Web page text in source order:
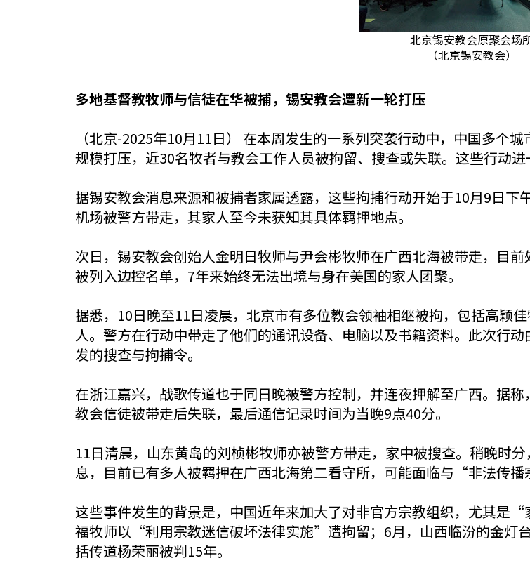
北京锡安教会原聚会场
（北京锡安教会）
多地基督教牧师与信徒在华被捕，锡安教会遭新一轮打压
（北京-2025年10月11日） 在本周发生的一系列突袭行动中，中国多
规模打压，近30名牧者与教会工作人员被拘留、搜查或失联。这些行动
据锡安教会消息来源和被捕者家属透露，这些拘捕行动开始于10月9日
机场被警方带走，其家人至今未获知其具体羁押地点。
次日，锡安教会创始人金明日牧师与尹会彬牧师在广西北海被带走，目
被列入边控名单，7年来始终无法出境与身在美国的家人团聚。
据悉，10日晚至11日凌晨，北京市有多位教会领袖相继被拘，包括高颖
人。警方在行动中带走了他们的通讯设备、电脑以及书籍资料。此次行
发的搜查与拘捕令。
在浙江嘉兴，战歌传道也于同日晚被警方控制，并连夜押解至广西。据
教会信徒被带走后失联，最后通信记录时间为当晚9点40分。
11日清晨，山东黄岛的刘桢彬牧师亦被警方带走，家中被搜查。稍晚时
息，目前已有多人被羁押在广西北海第二看守所，可能面临与“非法传播
这些事件发生的背景是，中国近年来加大了对非官方宗教组织，尤其是
福牧师以“利用宗教迷信破坏法律实施”遭拘留；6月，山西临汾的金
括传道杨荣丽被判15年。